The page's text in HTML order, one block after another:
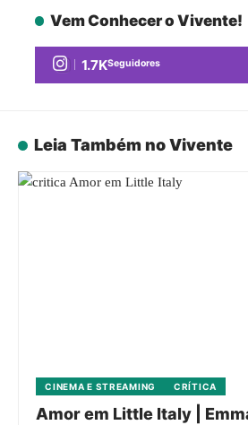
Vem Conhecer o Vivente!
1.7KSeguidores
Leia Também no Vivente
CINEMA E STREAMING CRÍTICA
Amor em Little Italy |